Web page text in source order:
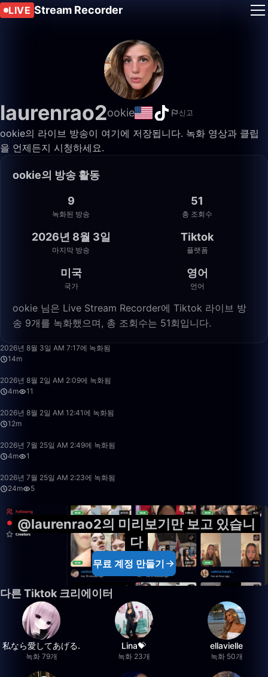
LIVE Stream Recorder
laurenrao2ookie 신고
ookie의 라이브 방송이 여기에 저장됩니다. 녹화 영상과 클립
을 언제든지 시청하세요.
ookie의 방송 활동
9
녹화된 방송
51
총 조회수
2026년 8월 3일
마지막 방송
Tiktok
플랫폼
미국
국가
영어
언어
ookie 님은 Live Stream Recorder에 Tiktok 라이브 방
송 9개를 녹화했으며, 총 조회수는 51회입니다.
2026년 8월 3일 AM 7:17에 녹화됨
14m
2026년 8월 2일 AM 2:09에 녹화됨
4m
11
2026년 8월 2일 AM 12:41에 녹화됨
12m
2026년 7월 25일 AM 2:49에 녹화됨
4m
1
2026년 7월 25일 AM 2:23에 녹화됨
24m
5
@laurenrao2의 미리보기만 보고 있습니
다
무료 계정 만들기
다른 Tiktok 크리에이터
私なら愛してあげる.
녹화 79개
Lina💝
녹화 23개
ellavielle
녹화 50개